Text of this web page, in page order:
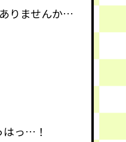
りませんか…
はっ…！